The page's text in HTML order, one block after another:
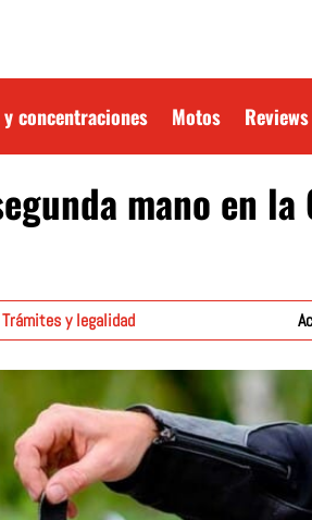
concentraciones Motos Reviews
mano en
Trámites y legalidad